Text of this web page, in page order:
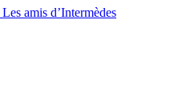
Les amis d’Intermèdes